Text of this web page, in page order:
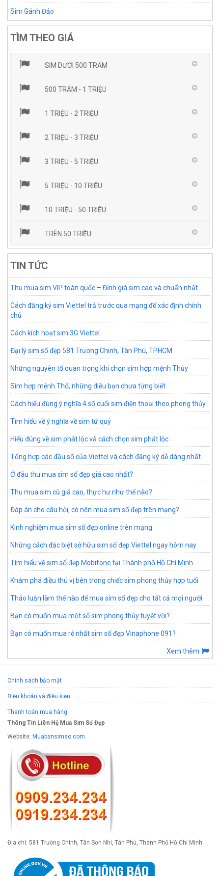
Sim Gánh Đảo
TÌM THEO GIÁ
SIM DƯỚI 500 TRĂM
500 TRĂM - 1 TRIỆU
1 TRIỆU - 2 TRIỆU
2 TRIỆU - 3 TRIỆU
3 TRIỆU - 5 TRIỆU
5 TRIỆU - 10 TRIỆU
10 TRIỆU - 50 TRIỆU
TRÊN 50 TRIỆU
TIN TỨC
Thu mua sim VIP toàn quốc – Định giá sim cao và chuẩn nhất
Cách đăng ký sim Viettel trả trước qua mạng để xác định chính
chủ
Cách kích hoạt sim 3G Viettel
Đại lý sim số đẹp 581 Trường Chinh, Tân Phú, TPHCM
Những nguyên tố quan trọng khi chọn sim hợp mệnh Thủy
Sim hợp mệnh Thổ, những điều bạn chưa từng biết
Cách hiểu đúng ý nghĩa 4 số cuối sim điện thoại theo phong thủy
Tìm hiểu về ý nghĩa về sim tứ quý
Hiểu đúng về sim phát lộc và cách chọn sim phát lộc
Tổng hợp các đầu số của Viettel và cách đăng ký dễ dàng nhất
Ở đâu thu mua sim số đẹp giá cao nhất?
Thu mua sim cũ giá cao, thực hư như thế nào?
Đáp án cho câu hỏi, có nên mua sim số đẹp trên mạng?
Kinh nghiệm mua sim số đẹp online trên mạng
Những cách đặc biệt sở hữu sim số đẹp Viettel ngay hôm nay
Tìm hiểu về sim số đẹp Mobifone tại Thành phố Hồ Chí Minh
Khám phá điều thú vị bên trong chiếc sim phong thủy hợp tuổi
Thảo luận làm thế nào để mua sim số đẹp cho tất cả mọi người
Bạn có muốn mua một số sim phong thủy tuyệt vời?
Bạn có muốn mua rẻ nhất sim số đẹp Vinaphone 091?
Xem thêm
Chính sách bảo mật
Điều khoản và điều kiện
Thanh toán mua hàng
Thông Tin Liên Hệ Mua Sim Số Đẹp
Website: Muabansimso.com
Địa chỉ: 581 Trường Chinh, Tân Sơn Nhì, Tân Phú, Thành Phố Hồ Chí Minh